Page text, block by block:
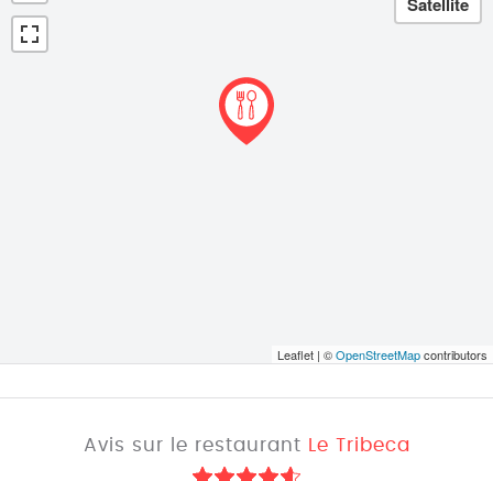
Leaflet | ©OpenStreetMapcontributors
Avis sur le restaurant Le Tribeca